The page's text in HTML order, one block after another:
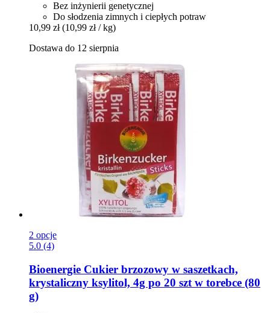
Bez inżynierii genetycznej
Do słodzenia zimnych i ciepłych potraw
10,99 zł (10,99 zł / kg)
Dostawa do 12 sierpnia
2 opcje
5.0 (4)
Bioenergie Cukier brzozowy w saszetkach,
krystaliczny ksylitol, 4g po 20 szt w torebce (80
g)